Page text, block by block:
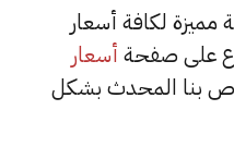
تغطية مميزة لكافة أسعار
على صفحة أسعار
بنا المحدث بشكل